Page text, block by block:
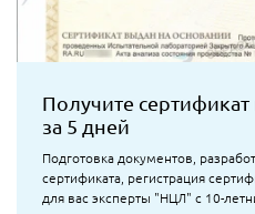
Получите
за 5 дней
Подготовка документов,
сертификата, регистрация
для вас эксперты "НЦЛ" с 10-